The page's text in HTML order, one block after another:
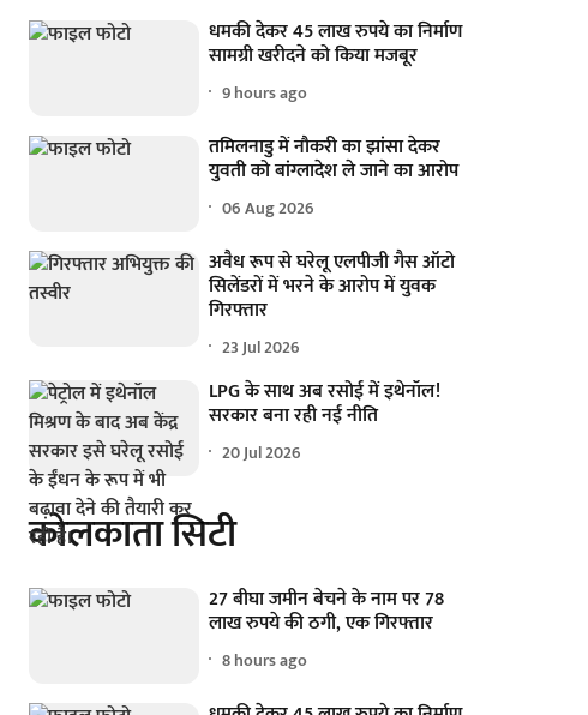
धमकी देकर 45 लाख रुपये का निर्माण
सामग्री खरीदने को किया मजबूर
9 hours ago
तमिलनाडु में नौकरी का झांसा देकर
युवती को बांग्लादेश ले जाने का आरोप
06 Aug 2026
अवैध रूप से घरेलू एलपीजी गैस ऑटो
सिलेंडरों में भरने के आरोप में युवक
गिरफ्तार
23 Jul 2026
LPG के साथ अब रसोई में इथेनॉल!
सरकार बना रही नई नीति
20 Jul 2026
कोलकाता सिटी
27 बीघा जमीन बेचने के नाम पर 78
लाख रुपये की ठगी, एक गिरफ्तार
8 hours ago